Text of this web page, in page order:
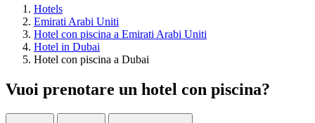
Hotels
Emirati Arabi Uniti
Hotel con piscina a Emirati Arabi Uniti
Hotel in Dubai
Hotel con piscina a Dubai
Vuoi prenotare un hotel con piscina?